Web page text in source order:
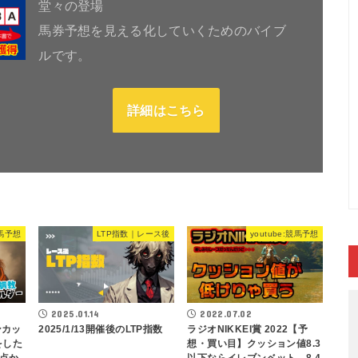
堂々の登場
馬券予想を見える化していくためのバイブ
ルです。
詳細はこちら
予想
ッ
た
LTP指数｜レース後
2025.01.14
2025/1/13開催後のLTP指数
youtube:競馬予想
2022.07.02
ラジオNIKKEI賞 2022【予
想・買い目】クッション値8.3